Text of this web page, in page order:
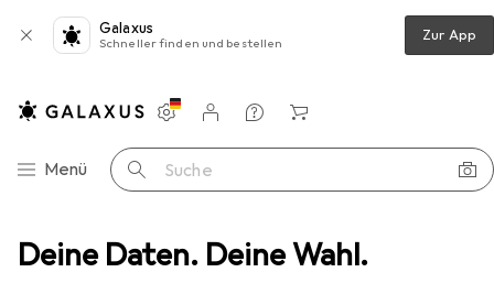
Deine Daten. Deine Wahl.
Galaxus
Schneller finden und bestellen Zur App
Navigation nach Kategorien
Menü Suche
Einstellungen
Kundenkonto
Vergleichslisten
Merklisten
Warenkorb
Türdichtung Planet Türabsenkdichtungen RO